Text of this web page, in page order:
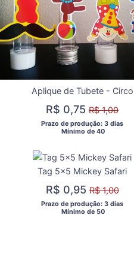
Aplique de Tubete - Circo
R$ 0,75 R$ 1,00
Prazo de produção: 3 dias
  Mínimo de 40
Tag 5x5 Mickey Safari
R$ 0,95R$ 1,00
Prazo de produção: 3 dias
  Mínimo de 50